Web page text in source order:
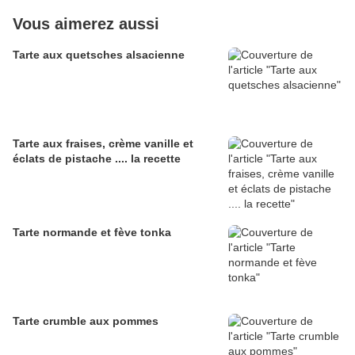
Vous aimerez aussi
Tarte aux quetsches alsacienne
Tarte aux fraises, crème vanille et
éclats de pistache .... la recette
Tarte normande et fève tonka
Tarte crumble aux pommes